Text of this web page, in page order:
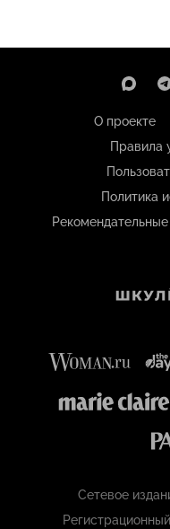
О проекте
Правила
Политика
Рекомендательные
Сетевое